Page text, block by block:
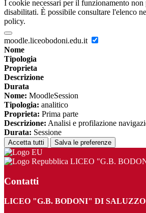
I cookie necessari per il funzionamento non
disabilitati. È possibile consultare l'elenco
policy.
moodle.liceobodoni.edu.it
Nome
Tipologia
Proprieta
Descrizione
Durata
Nome: MoodleSession
Tipologia: analitico
Proprieta: Prima parte
Descrizione: Analisi e profilazione
Durata: Sessione
Accetta tutti Salva le preferenze
LICEO "G.B.
Contatti
LICEO "G.B. BODONI" DI SALUZZO